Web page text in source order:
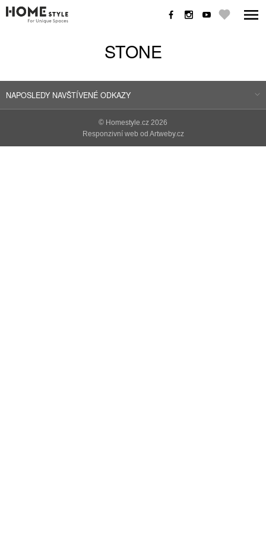
STONE
NAPOSLEDY NAVŠTÍVENÉ ODKAZY
© Homestyle.cz 2026
Responzivní web od Artweby.cz